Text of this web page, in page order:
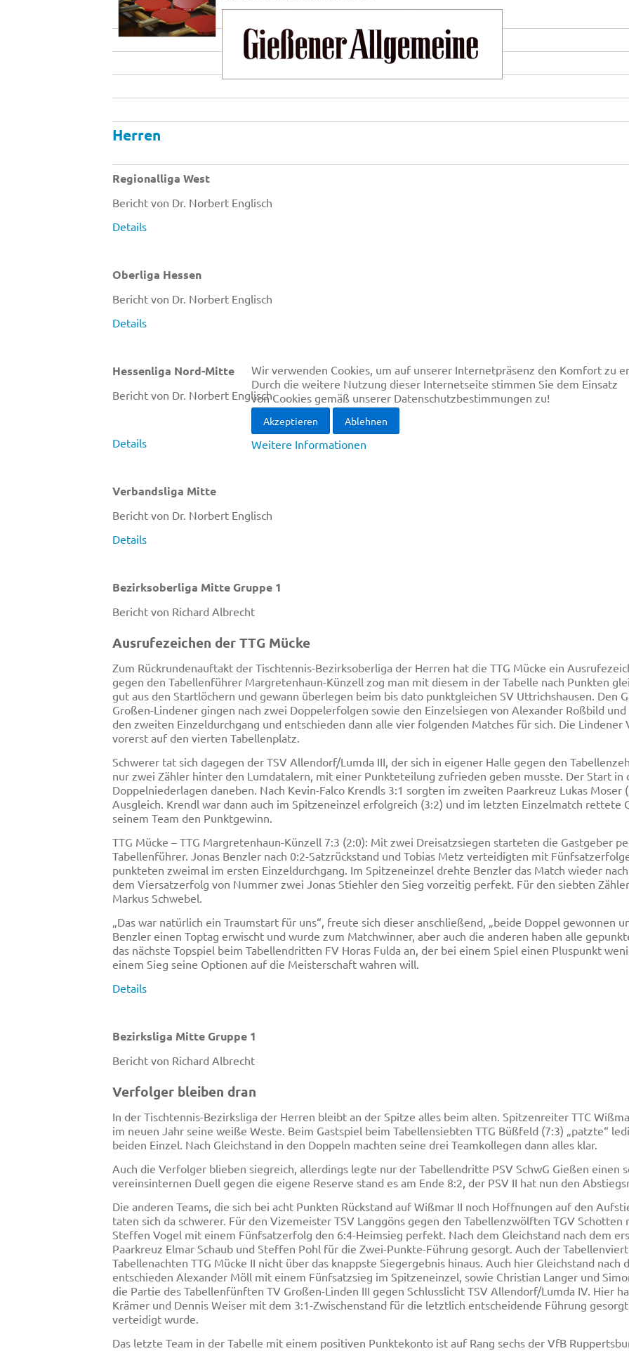
Herren
Regionalliga West
Bericht von Dr. Norbert Englisch
Details
Oberliga Hessen
Bericht von Dr. Norbert Englisch
Details
Hessenliga Nord-Mitte
Bericht von Dr. Norbert Englisch
Details
Verbandsliga Mitte
Bericht von Dr. Norbert Englisch
Details
Bezirksoberliga Mitte Gruppe 1
Bericht von Richard Albrecht
Ausrufezeichen der TTG Mücke
Zum Rückrundenauftakt der Tischtennis-Bezirksoberliga der Herren hat die TTG Mücke ein
gegen den Tabellenführer Margretenhaun-Künzell zog man mit diesem in der Tabelle nach Punkten
gut aus den Startlöchern und gewann überlegen beim bis dato punktgleichen SV Uttrichshausen. Den
Großen-Lindener gingen nach zwei Doppelerfolgen sowie den Einzelsiegen von Alexander Roßbild
den zweiten Einzeldurchgang und entschieden dann alle vier folgenden Matches für sich. Die Lindener
vorerst auf den vierten Tabellenplatz.
Schwerer tat sich dagegen der TSV Allendorf/Lumda III, der sich in eigener Halle gegen den
nur zwei Zähler hinter den Lumdatalern, mit einer Punkteteilung zufrieden geben musste. Der Start in
Doppelniederlagen daneben. Nach Kevin-Falco Krendls 3:1 sorgten im zweiten Paarkreuz Lukas
Ausgleich. Krendl war dann auch im Spitzeneinzel erfolgreich (3:2) und im letzten Einzelmatch rettete
seinem Team den Punktgewinn.
TTG Mücke – TTG Margretenhaun-Künzell 7:3 (2:0): Mit zwei Dreisatzsiegen starteten die Gastgeber
Tabellenführer. Jonas Benzler nach 0:2-Satzrückstand und Tobias Metz verteidigten mit
punkteten zweimal im ersten Einzeldurchgang. Im Spitzeneinzel drehte Benzler das Match wieder
dem Viersatzerfolg von Nummer zwei Jonas Stiehler den Sieg vorzeitig perfekt. Für den siebten
Markus Schwebel.
„Das war natürlich ein Traumstart für uns“, freute sich dieser anschließend, „beide Doppel gewonnen
Benzler einen Toptag erwischt und wurde zum Matchwinner, aber auch die anderen haben alle
das nächste Topspiel beim Tabellendritten FV Horas Fulda an, der bei einem Spiel einen Pluspunkt
einem Sieg seine Optionen auf die Meisterschaft wahren will.
Details
Bezirksliga Mitte Gruppe 1
Bericht von Richard Albrecht
Verfolger bleiben dran
In der Tischtennis-Bezirksliga der Herren bleibt an der Spitze alles beim alten. Spitzenreiter TTC
im neuen Jahr seine weiße Weste. Beim Gastspiel beim Tabellensiebten TTG Büßfeld (7:3) „patzte“
beiden Einzel. Nach Gleichstand in den Doppeln machten seine drei Teamkollegen dann alles klar.
Auch die Verfolger blieben siegreich, allerdings legte nur der Tabellendritte PSV SchwG Gießen einen
vereinsinternen Duell gegen die eigene Reserve stand es am Ende 8:2, der PSV II hat nun den
Die anderen Teams, die sich bei acht Punkten Rückstand auf Wißmar II noch Hoffnungen auf den
taten sich da schwerer. Für den Vizemeister TSV Langgöns gegen den Tabellenzwölften TGV
Steffen Vogel mit einem Fünfsatzerfolg den 6:4-Heimsieg perfekt. Nach dem Gleichstand nach dem
Paarkreuz Elmar Schaub und Steffen Pohl für die Zwei-Punkte-Führung gesorgt. Auch der
Tabellenachten TTG Mücke II nicht über das knappste Siegergebnis hinaus. Auch hier Gleichstand nach
entschieden Alexander Möll mit einem Fünfsatzsieg im Spitzeneinzel, sowie Christian Langer und
die Partie des Tabellenfünften TV Großen-Linden III gegen Schlusslicht TSV Allendorf/Lumda IV. Hier
Krämer und Dennis Weiser mit dem 3:1-Zwischenstand für die letztlich entscheidende Führung
verteidigt wurde.
Das letzte Team in der Tabelle mit einem positiven Punktekonto ist auf Rang sechs der VfB
Wir verwenden Cookies, um auf unserer Internetpräsenz den Komfort
Durch die weitere Nutzung dieser Internetseite stimmen Sie dem Einsatz
von Cookies gemäß unserer Datenschutzbestimmungen zu!
Akzeptieren Ablehnen
Weitere Informationen